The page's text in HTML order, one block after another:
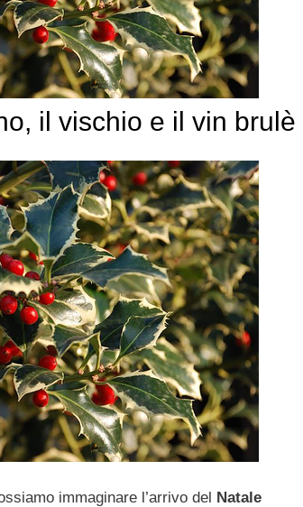
il vischio e il vin brulè
immaginare l’arrivo del Natale